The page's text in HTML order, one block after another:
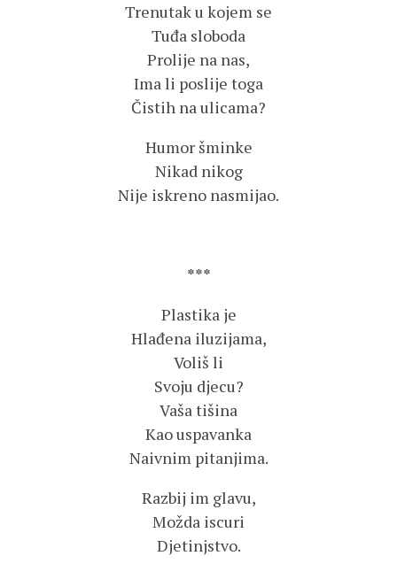
Trenutak u kojem se
Tuđa sloboda
Prolije na nas,
Ima li poslije toga
Čistih na ulicama?
Humor šminke
Nikad nikog
Nije iskreno nasmijao.
***
Plastika je
Hlađena iluzijama,
Voliš li
Svoju djecu?
Vaša tišina
Kao uspavanka
Naivnim pitanjima.
Razbij im glavu,
Možda iscuri
Djetinjstvo.